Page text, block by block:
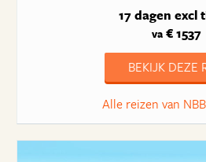
17 dagen excl
va€ 1537
BEKIJK DEZE
Alle reizen van